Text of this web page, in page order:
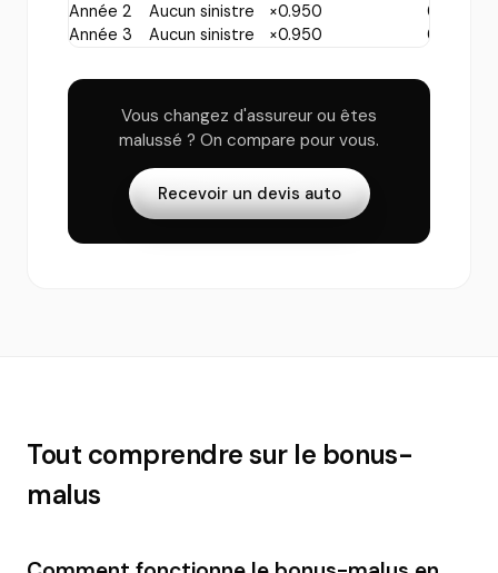
Année 2
Aucun sinistre ×0.950
0.90
Année 3
Aucun sinistre ×0.950 0.86
Vous changez d'assureur ou êtes
malussé ? On compare pour vous.
Recevoir un devis auto
Tout comprendre sur le bonus-
malus